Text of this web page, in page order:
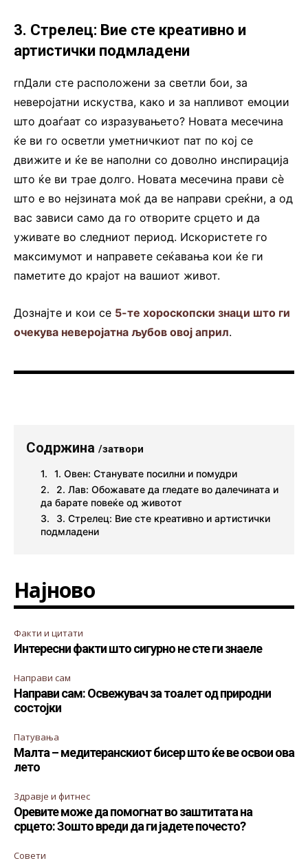
3. Стрелец: Вие сте креативно и
артистички подмладени
rnДали сте расположени за светли бои, за
неверојатни искуства, како и за напливот емоции
што доаѓаат со изразувањето? Новата месечина
ќе ви го осветли уметничкиот пат по кој се
движите и ќе ве наполни со доволно инспирација
што ќе ви трае долго. Новата месечина прави сè
што е во нејзината моќ да ве направи среќни, а од
вас зависи само да го отворите срцето и да
уживате во следниот период. Искористете го
максимумот и направете сеќавања кои ќе ги
паметите до крајот на вашиот живот.
Дознајте и кои се 5-те хороскопски знаци што ги
очекува неверојатна љубов овој април.
Содржина /затвори
1. Овен: Станувате посилни и помудри
2. Лав: Обожавате да гледате во далечината и
да барате повеќе од животот
3. Стрелец: Вие сте креативно и артистички
подмладени
Најново
Факти и цитати
Интересни факти што сигурно не сте ги знаеле
Направи сам
Направи сам: Освежувач за тоалет од природни
состојки
Патувања
Малта – медитеранскиот бисер што ќе ве освои ова
лето
Здравје и фитнес
Оревите може да помогнат во заштитата на
срцето: Зошто вреди да ги јадете почесто?
Совети